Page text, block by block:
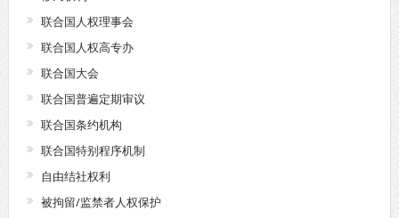
联合国人权理事会
联合国人权高专办
联合国大会
联合国普遍定期审议
联合国条约机构
联合国特别程序机制
自由结社权利
被拘留/监禁者人权保护